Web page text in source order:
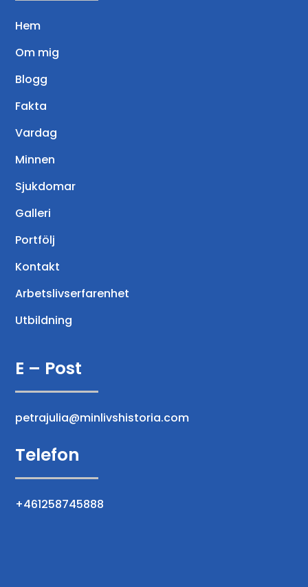
Hem
Om mig
Blogg
Fakta
Vardag
Minnen
Sjukdomar
Galleri
Portfölj
Kontakt
Arbetslivserfarenhet
Utbildning
E – Post
petrajulia@minlivshistoria.com
Telefon
+461258745888